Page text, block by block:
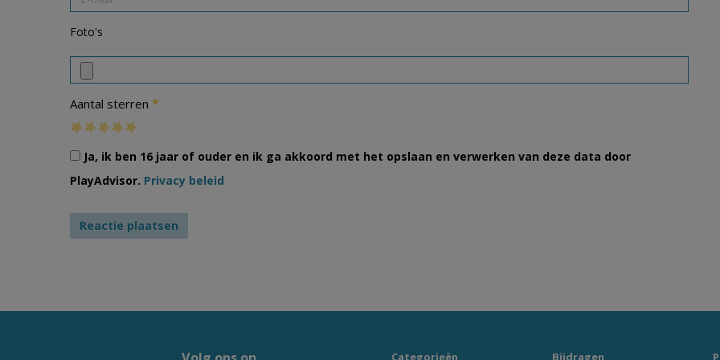
Foto's
Aantal sterren *
Ja, ik ben 16 jaar of ouder en ik ga akkoord met het opslaan en verwerken van deze data door
PlayAdvisor. Privacy beleid
Categorieën Bijdragen